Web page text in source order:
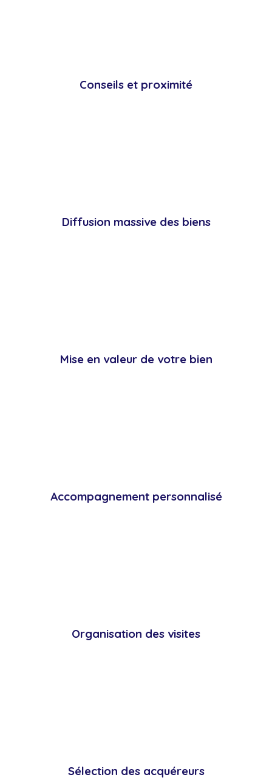
Conseils et proximité
Diffusion massive des biens
Mise en valeur de votre bien
Accompagnement personnalisé
Organisation des visites
Sélection des acquéreurs